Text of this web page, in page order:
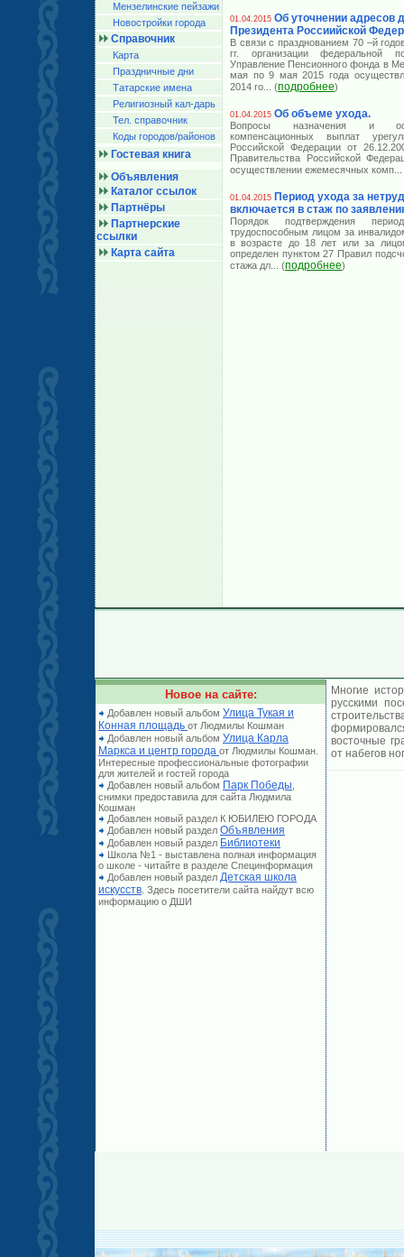
Мензелинские пейзажи
Новостройки города
Справочник
Карта
Праздничные дни
Татарские имена
Религиозный кал-дарь
Тел. справочник
Коды городов/райoнов
Гостевая книга
Объявления
Каталог ссылок
Партнёры
Партнерские
ссылки
Карта сайта
01.04.2015 Об уточнении адресов
Президента Россиийской
В связи с празднованием 70 –й
гг. организации федеральной
Управление Пенсионного фонда в
мая по 9 мая 2015 года
2014 го ... (подробнее)
01.04.2015 Об объеме ухода.
Вопросы назначения и
компенсационных выплат
Российской Федерации от
Правительства Российской
осуществлении ежемесячных комп
01.04.2015 Период ухода за
включается в стаж по
Порядок подтверждения
трудоспособным лицом за
в возрасте до 18 лет или за
определен пунктом 27 Правил
стажа дл ... (подробнее)
Новое на сайте:
Добавлен новый альбом Улица Тукая и
Конная площадь от Людмилы Кошман
Добавлен новый альбом Улица Карла
Маркса и центр города от Людмилы Кошман.
Интересные профессиональные фотографии
для жителей и гостей города
Добавлен новый альбом Парк Победы
снимки предоставила для сайта Людмила
Кошман
Добавлен новый раздел К ЮБИЛЕЮ ГОРОДА
Добавлен новый раздел Объявления
Добавлен новый раздел Библиотеки
Школа №1 - выставлена полная информация
о школе - читайте в разделе Специнформация
Добавлен новый раздел Детская школа
искусств . Здесь посетители сайта найдут всю
информацию о ДШИ
Многие
русскими
восточные
от набегов